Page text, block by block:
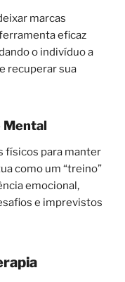
marcas
eficaz
o indivíduo a
recuperar sua
Mental
físicos para manter
como um “treino”
emocional,
e imprevistos